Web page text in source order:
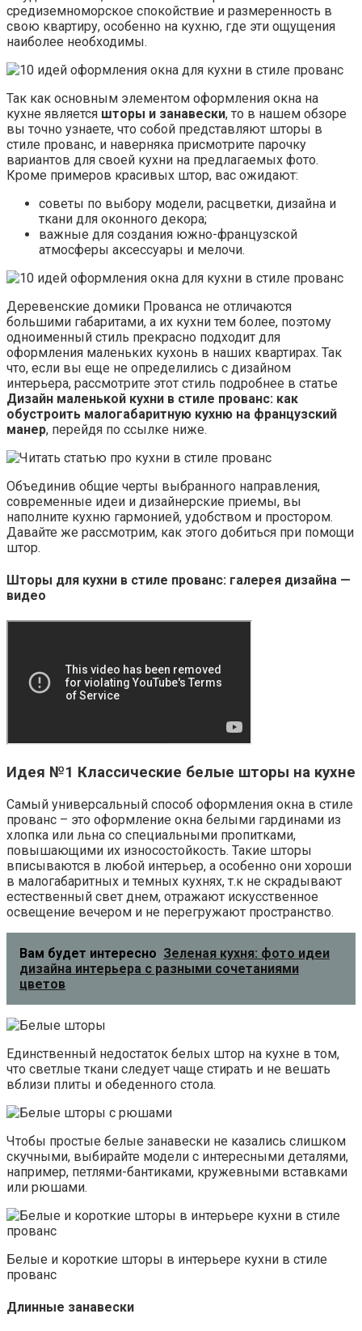
средиземноморское спокойствие и размеренность в
свою квартиру, особенно на кухню, где эти ощущения
наиболее необходимы.
Так как основным элементом оформления окна на
кухне является шторы и занавески, то в нашем обзоре
вы точно узнаете, что собой представляют шторы в
стиле прованс, и наверняка присмотрите парочку
вариантов для своей кухни на предлагаемых фото.
Кроме примеров красивых штор, вас ожидают:
советы по выбору модели, расцветки, дизайна и
ткани для оконного декора;
важные для создания южно-французской
атмосферы аксессуары и мелочи.
Деревенские домики Прованса не отличаются
большими габаритами, а их кухни тем более, поэтому
одноименный стиль прекрасно подходит для
оформления маленьких кухонь в наших квартирах. Так
что, если вы еще не определились с дизайном
интерьера, рассмотрите этот стиль подробнее в статье
Дизайн маленькой кухни в стиле прованс: как
обустроить малогабаритную кухню на французский
манер, перейдя по ссылке ниже.
Объединив общие черты выбранного направления,
современные идеи и дизайнерские приемы, вы
наполните кухню гармонией, удобством и простором.
Давайте же рассмотрим, как этого добиться при помощи
штор.
Шторы для кухни в стиле прованс: галерея дизайна —
видео
Идея №1 Классические белые шторы на кухне
Самый универсальный способ оформления окна в стиле
прованс – это оформление окна белыми гардинами из
хлопка или льна со специальными пропитками,
повышающими их износостойкость. Такие шторы
вписываются в любой интерьер, а особенно они хороши
в малогабаритных и темных кухнях, т.к не скрадывают
естественный свет днем, отражают искусственное
освещение вечером и не перегружают пространство.
Вам будет интересно Зеленая кухня: фото идеи
дизайна интерьера с разными сочетаниями
цветов
Единственный недостаток белых штор на кухне в том,
что светлые ткани следует чаще стирать и не вешать
вблизи плиты и обеденного стола.
Чтобы простые белые занавески не казались слишком
скучными, выбирайте модели с интересными деталями,
например, петлями-бантиками, кружевными вставками
или рюшами.
Белые и короткие шторы в интерьере кухни в стиле
прованс
Длинные занавески